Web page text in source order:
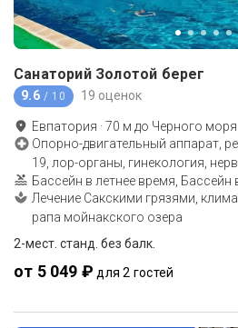
Санаторий Золотой берег
9.6 / 10 19 оценок
Евпатория ·70 м до Черного моря
Опорно-двигательный аппарат,
19, лор-органы, гинекология,
Бассейн в летнее время, Бассейн
Лечение Сакскими грязями,
рапа мойнакского озера
2-мест. станд. без балк.
от 5 049 ₽ для 2 гостей